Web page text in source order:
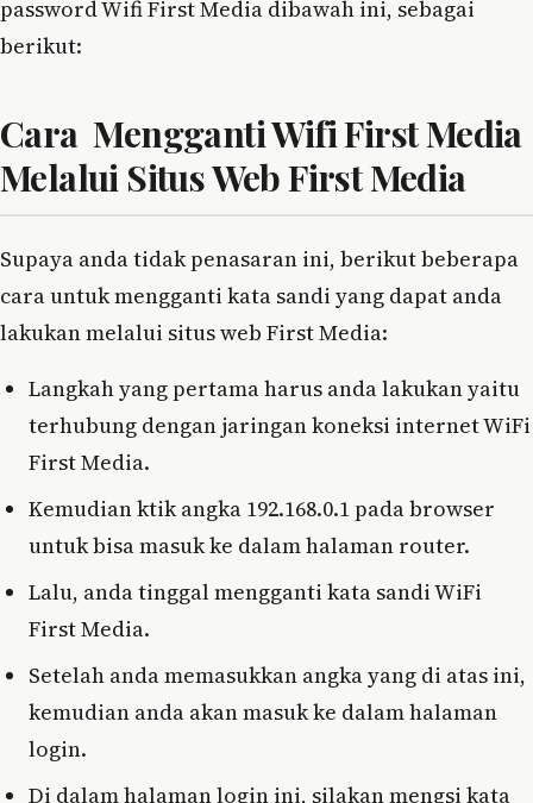
password Wifi First Media dibawah ini, sebagai
berikut:
Cara Mengganti Wifi First Media
Melalui Situs Web First Media
Supaya anda tidak penasaran ini, berikut beberapa
cara untuk mengganti kata sandi yang dapat anda
lakukan melalui situs web First Media:
Langkah yang pertama harus anda lakukan yaitu
terhubung dengan jaringan koneksi internet WiFi
First Media.
Kemudian ktik angka 192.168.0.1 pada browser
untuk bisa masuk ke dalam halaman router.
Lalu, anda tinggal mengganti kata sandi WiFi
First Media.
Setelah anda memasukkan angka yang di atas ini,
kemudian anda akan masuk ke dalam halaman
login.
Di dalam halaman login ini, silakan mengsi kata